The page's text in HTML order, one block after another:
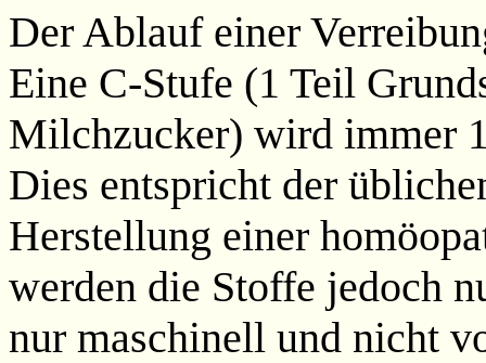
Der Ablauf einer
Eine C-Stufe (1 Teil
Milchzucker) wird immer
Dies entspricht der
Herstellung einer
werden die Stoffe jedoch
nur maschinell und nicht